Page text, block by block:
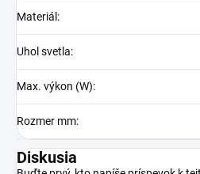
Materiál :
Uhol svetla:
Max. výkon (W):
Rozmer mm:
Diskusia